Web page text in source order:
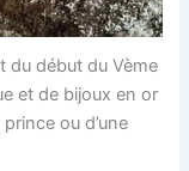
du début du Vème
et de bijoux en or
prince ou d’une